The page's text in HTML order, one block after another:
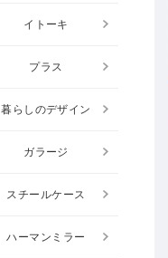
イトーキ
プラス
暮らしのデザイン
ガラージ
スチールケース
ハーマンミラー